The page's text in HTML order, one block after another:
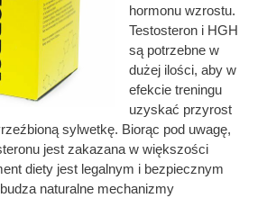
hormonu wzrostu.
Testosteron i HGH
są potrzebne w
dużej ilości, aby w
efekcie treningu
uzyskać przyrost
sylwetkę. Biorąc pod uwagę,
jest zakazana w większości
diety jest legalnym i bezpiecznym
naturalne mechanizmy